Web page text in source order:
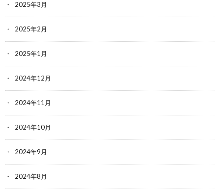
2025年3月
2025年2月
2025年1月
2024年12月
2024年11月
2024年10月
2024年9月
2024年8月